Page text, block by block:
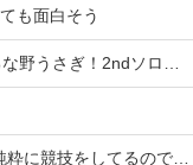
も面白そう
を越えた発言に一部35Pが酷いこと言うなと怒る
的な目で見ないでください！！」